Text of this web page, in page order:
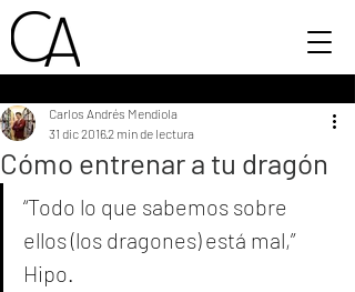
Cómo entrenar a tu dragón
Carlos Andrés Mendiola
31 dic 20162 min de lectura
“Todo lo que sabemos sobre
ellos (los dragones) está mal,”
Hipo.